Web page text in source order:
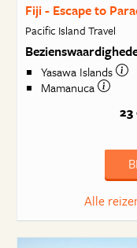
Fiji - Escape to
Pacific Island Travel
Yasawa Islands
Mamanuca
Alle